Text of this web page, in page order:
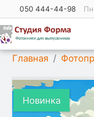
050 444-44-98
Показать меню
Главная
Новинка